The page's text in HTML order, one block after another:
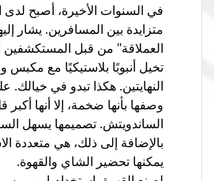
في السنوات الأخيرة، أصبح
متزايدة بين المسافرين. يشار
العملاقة" من قبل المستكشفين
تخيل أنبوبًا بلاستيكيًا مع
النهايتين. هكذا تبدو في خيالك.
وصفها بأنها ضخمة، إلا أنها
الساندويتش. تصميمها يسهل
بالإضافة إلى ذلك، هي متعددة
يمكنها تحضير الشاي والقهوة.